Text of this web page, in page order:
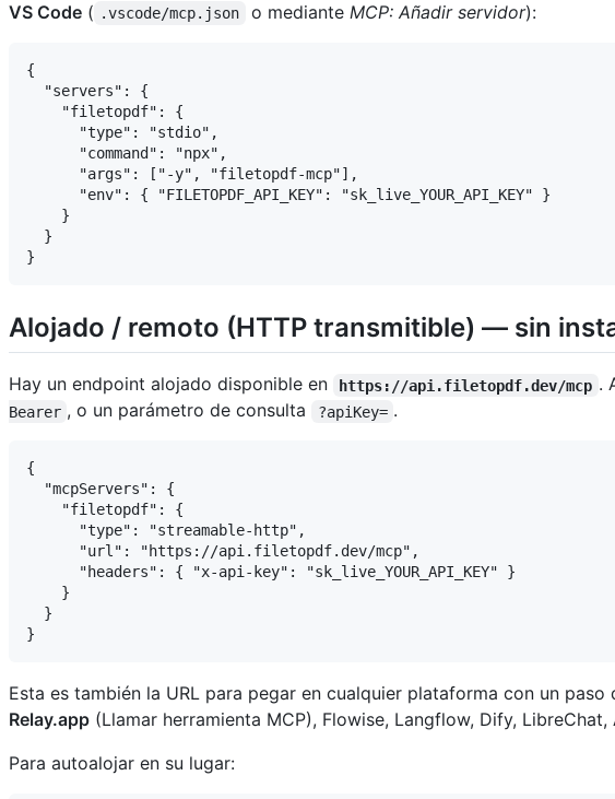
VS Code ( .vscode/mcp.json o mediante MCP: Añadir servidor):
{
  "servers": {
    "filetopdf": {
      "type": "stdio",
      "command": "npx",
      "args": ["-y", "filetopdf-mcp"],
      "env": { "FILETOPDF_API_KEY": "sk_live_YOUR_API_KEY" }
    }
  }
Alojado / remoto (HTTP transmitible) — sin
Hay un endpoint alojado disponible en https://api.filetopdf.dev/mcp .
Bearer , o un parámetro de consulta ?apiKey= .
{
  "mcpServers": {
    "filetopdf": {
      "type": "streamable-http",
      "url": "https://api.filetopdf.dev/mcp",
      "headers": { "x-api-key": "sk_live_YOUR_API_KEY" }
    }
  }
Esta es también la URL para pegar en cualquier plataforma con un
Relay.app (Llamar herramienta MCP), Flowise, Langflow, Dify,
Para autoalojar en su lugar: